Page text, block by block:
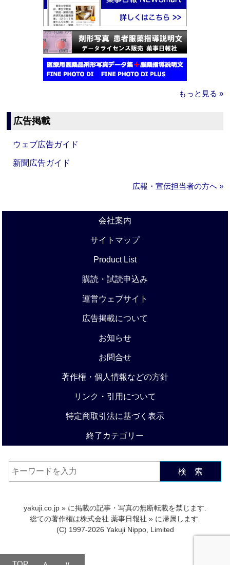
もっと見る »
広告掲載
ウェブ広告ガイド
新聞広告ガイド
広報・宣伝担当者の方へ »
会社案内
サイトマップ
Product List
購読・試読申込み
運営ウェブサイト
広告掲載について
お知らせ
お問合せ
著作権・個人情報などの方針
リンク・引用について
特定商取引法に基づく表示
終了カテゴリー
検 索
yakuji.co.jp » に掲載の記事・写真の無断転載を禁じます.
総ての著作権は株式会社 薬事日報社 » に帰属します.
(C) 1997-2026 Yakuji Nippo, Limited